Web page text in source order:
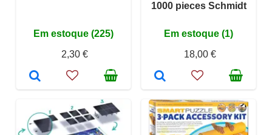
Em estoque (225)
2,30 €
1000 pieces Schmidt
Em estoque (1)
18,00 €